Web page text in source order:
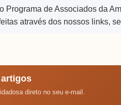
Programa de Associados da
através dos nossos links,
direto no seu e-mail.